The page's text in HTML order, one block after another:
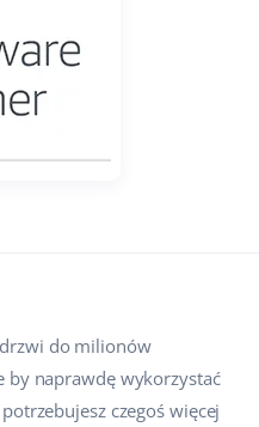
do milionów
by naprawdę wykorzystać
czegoś więcej